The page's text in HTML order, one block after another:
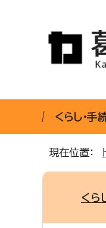
くらし・手
現在位置：
くら